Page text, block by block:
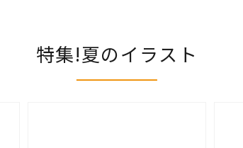
特集!夏のイラスト